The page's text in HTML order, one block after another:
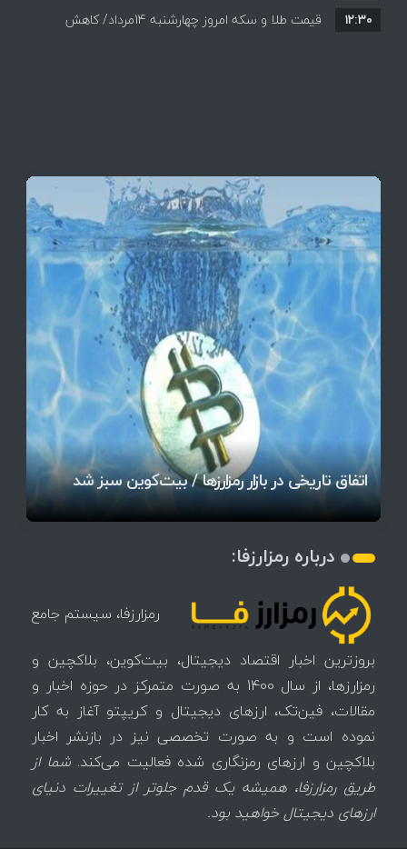
قیمت طلا و سکه امروز چهارشنبه 14مرداد/ کاهش
۱۲:۳۰
آخرین وضعیت بازار رمزارزها در جهان / مهم‌ترین
تهدید بیت‌کوین مشخص شد
اتفاق تاریخی در بازار رمزارزها / بیت‌کوین سبز شد
قیمت تتر، بیت‌کوین و اتریوم امروز دوشنبه ۵ مرداد
۱۴۰۵ | بیت‌کوین این مرز را از دست بدهد، همه‌چیز
تغییر می‌کند
رقابت پنهان دولت‌ها بر سر بیت‌کوین/ ۱۰ کشور برتر
کدامند؟
اتفاق مهم در بازار رمزارزها / بیت‌کوین وارد فاز تازه شد
تازه‌ترین رسوایی ارز دیجیتال؛ شکایت میلیاردی روی
میز / ۶۲۲ بیت‌کوین کجا رفت؟
بحران بدهی شرکت‌ها و خطر فروش اجباری میلیاردها
دلار بیت‌کوین
آیا بیت‌کوین دوباره به کانال ۴۴ هزار دلار برمی‌گردد؟
درباره رمزارزفا:
رمزارزفا، سیستم جامع
بروزترین اخبار اقتصاد دیجیتال، بیت‌کوین، بلاکچین و
رمزارزها، از سال 1400 به صورت متمرکز در حوزه اخبار و
مقالات، فین‌تک، ارزهای‌ دیجیتال و کریپتو آغاز به کار
نموده است و به صورت تخصصی نیز در بازنشر اخبار
بلاکچین و ارزهای رمزنگاری شده فعالیت می‌کند.شما از
طریق رمزارزفا، همیشه یک قدم جلوتر از تغییرات دنیای
ارزهای دیجیتال خواهید بود.